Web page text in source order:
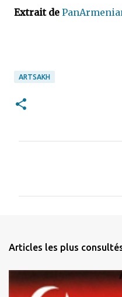
Extrait de
ARTSAKH
n
i
Articles les plus